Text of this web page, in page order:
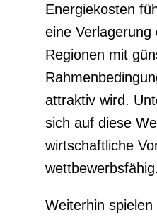
Energiekosten
eine
Regionen mit
attraktiv wird.
sich auf diese
wirtschaftliche
wettbewerbsfähig.
Weiterhin spielen